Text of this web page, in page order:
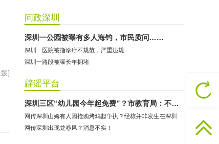
]
问政深圳
深圳一公园被曝有多人海钓，市民质问……
深圳一医院被指诊疗不规范，严重违规
深圳一路段被曝长年拥堵
辟谣平台
深圳三区“幼儿园今年起免费”？市教育局：不属实！
网传深圳山姆有人因抢购烤鸡起争执？经核并非发生在深圳
网传深圳出现龙卷风？消息不实！
哈尔特健身：商家拒不配合调解